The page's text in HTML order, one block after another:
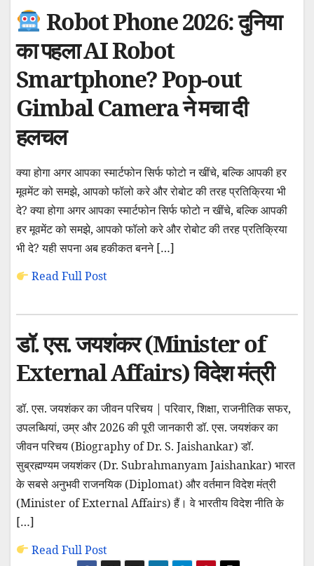
Robot Phone 2026: दुनिया
का पहला AI Robot
Smartphone? Pop-out
Gimbal Camera ने मचा दी
हलचल
क्या होगा अगर आपका स्मार्टफोन सिर्फ फोटो न खींचे, बल्कि आपकी हर
मूवमेंट को समझे, आपको फॉलो करे और रोबोट की तरह प्रतिक्रिया भी
दे? क्या होगा अगर आपका स्मार्टफोन सिर्फ फोटो न खींचे, बल्कि आपकी
हर मूवमेंट को समझे, आपको फॉलो करे और रोबोट की तरह प्रतिक्रिया
भी दे? यही सपना अब हकीकत बनने […]
Read Full Post
डॉ. एस. जयशंकर (Minister of
External Affairs) विदेश मंत्री
डॉ. एस. जयशंकर का जीवन परिचय | परिवार, शिक्षा, राजनीतिक सफर,
उपलब्धियां, उम्र और 2026 की पूरी जानकारी डॉ. एस. जयशंकर का
जीवन परिचय (Biography of Dr. S. Jaishankar) डॉ.
सुब्रह्मण्यम जयशंकर (Dr. Subrahmanyam Jaishankar) भारत
के सबसे अनुभवी राजनयिक (Diplomat) और वर्तमान विदेश मंत्री
(Minister of External Affairs) हैं। वे भारतीय विदेश नीति के
[…]
Read Full Post